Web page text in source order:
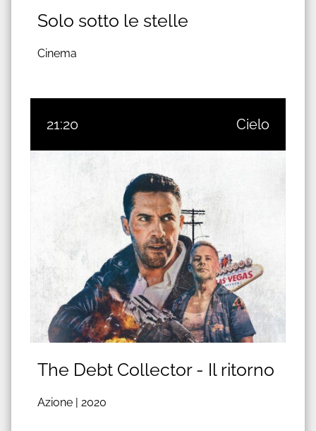
Solo sotto le stelle
Cinema
21:20 Cielo
The Debt Collector - Il ritorno
Azione | 2020